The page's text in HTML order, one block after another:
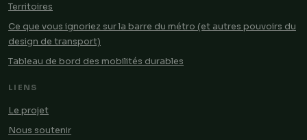
Territoires
Ce que vous ignoriez sur la barre du métro (et autres pouvoirs du
design de transport)
Tableau de bord des mobilités durables
LIENS
Le projet
Nous soutenir